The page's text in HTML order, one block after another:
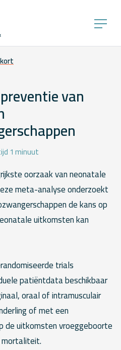
van
1 minuut
oorzaak van neonatale
meta-analyse onderzoekt
de kans op
uitkomsten kan
trials
patiëntdata beschikbaar
oraal of intramusculair
of met een
de uitkomsten vroeggeboorte